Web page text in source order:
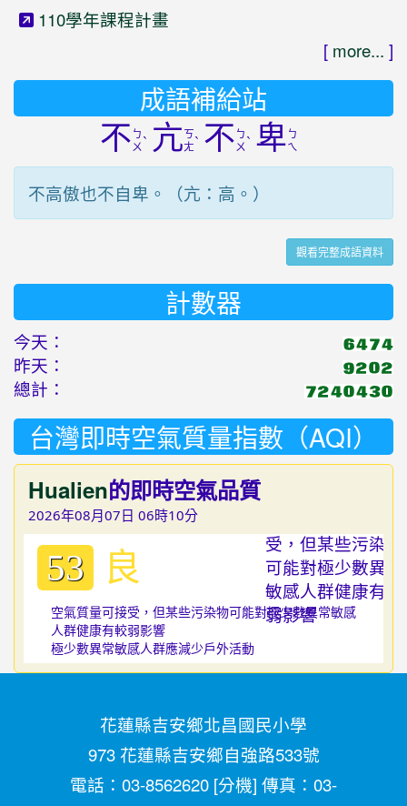
110學年課程計畫
[ more... ]
成語補給站
不 ㄅ
ㄨˋ 亢 ㄎ
ㄤˋ 不 ㄅ
ㄨˋ 卑 ㄅ
ㄟ
不高傲也不自卑。（亢：高。）
觀看完整成語資料
計數器
今天：
昨天：
總計：
台灣即時空氣質量指數（AQI）
Hualien的即時空氣品質
2026年08月07日 06時10分
53 良
空氣質量可接受，但某些污染物可能對極少數異常敏感
人群健康有較弱影響
極少數異常敏感人群應減少戶外活動
花蓮縣吉安鄉北昌國民小學
973 花蓮縣吉安鄉自強路533號
電話：03-8562620 [分機] 傳真：03-